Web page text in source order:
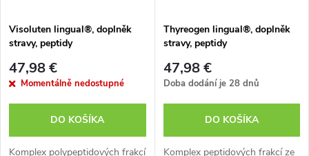
Visoluten lingual®, doplněk
stravy, peptidy
47,98 €
Momentálně nedostupné
DO KOŠÍKA
Komplex polypeptidových frakcí
Thyreogen lingual®, doplněk
stravy, peptidy
47,98 €
Doba dodání je 28 dnů
DO KOŠÍKA
Komplex peptidových frakcí ze